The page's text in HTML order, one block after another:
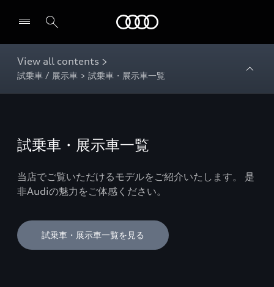
View all contents >
試乗車 / 展示車 > 試乗車・展示車一覧
試乗車・展示車一覧
当店でご覧いただけるモデルをご紹介いたします。 是
非Audiの魅力をご体感ください。
試乗車・展示車一覧を見る